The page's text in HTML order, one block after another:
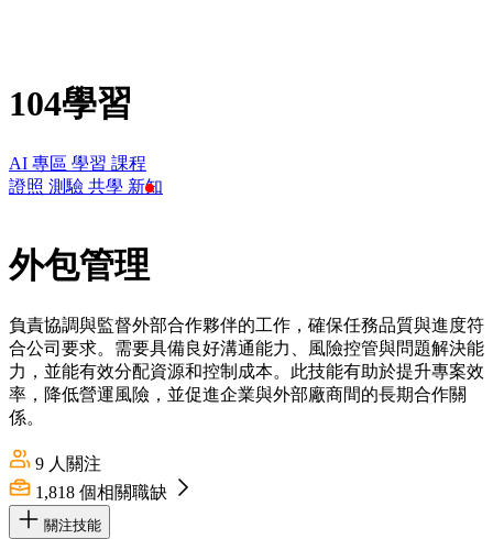
104學習
AI 專區 學習 課程
證照 測驗 共學 新知
外包管理
負責協調與監督外部合作夥伴的工作，確保任務品質與進度符
合公司要求。需要具備良好溝通能力、風險控管與問題解決能
力，並能有效分配資源和控制成本。此技能有助於提升專案效
率，降低營運風險，並促進企業與外部廠商間的長期合作關
係。
9 人關注
1,818 個相關職缺
關注技能